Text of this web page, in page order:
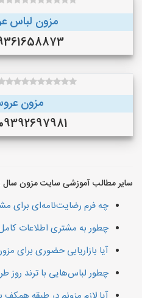
مزون لباس
09361658873
مزون
09392697981 (فريدونكنار)
سایر مطالب آموزشی سایت مزون سال
چه فرم رضایت‌نامه‌ای برای
چطور به مشتری اطلاعات
آیا بازاریابی حضوری برای
چطور لباس‌هایی با ترند روز